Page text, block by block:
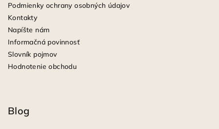
Podmienky ochrany osobných údajov
Kontakty
Napíšte nám
Informačná povinnosť
Slovník pojmov
Hodnotenie obchodu
Blog